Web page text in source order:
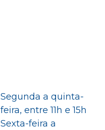
Segunda a quinta-
feira, entre 11h e 15h
Sexta-feira a